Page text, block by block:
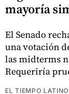
mayoría
El Senado
una votación
las midterms
Requeriría
EL TIEMPO